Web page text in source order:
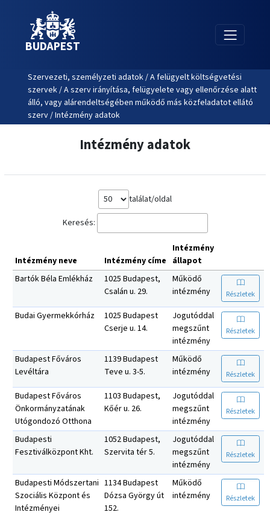
BUDAPEST
Szervezeti, személyzeti adatok / A felügyelt költségvetési
szervek / A szerv irányítása, felügyelete vagy ellenőrzése alatt
álló, vagy alárendeltségében működő más közfeladatot ellátó
szerv / Intézmény adatok
Intézmény adatok
találat/oldal
Keresés:
Intézmény neve Intézmény címe
Intézmény
állapot
Bartók Béla Emlékház
1025 Budapest,
Csalán u. 29.
Működő
intézmény
Részletek
Budai Gyermekkórház
1025 Budapest
Cserje u. 14.
Jogutóddal
megszűnt
intézmény
Részletek
Budapest Főváros
Levéltára
1139 Budapest
Teve u. 3-5.
Működő
intézmény
Részletek
Budapest Főváros
Önkormányzatának
Utógondozó Otthona
1103 Budapest,
Kőér u. 26.
Jogutóddal
megszűnt
intézmény
Részletek
Budapesti
Fesztiválközpont Kht.
1052 Budapest,
Szervita tér 5.
Jogutóddal
megszűnt
intézmény
Részletek
Budapesti Módszertani
Szociális Központ és
Intézményei
1134 Budapest
Dózsa György út
152.
Működő
intézmény
Részletek